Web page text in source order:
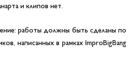
и клипов нет.
работы должны быть сделаны по
написанных в рамках ImproBigBang